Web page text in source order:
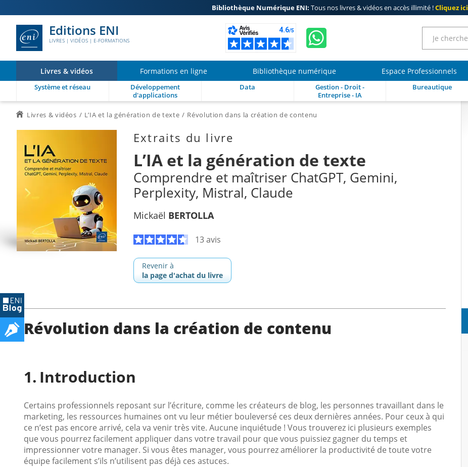
Bibliothèque Numérique ENI: Tous nos livres & vidéos en accès illimité !Cliquez ici
Editions ENI
LIVRES | VIDÉOS | E-FORMATIONS
Livres & vidéos Formations en ligne Bibliothèque numérique Espace Professionnels
Système et réseau
Développement
d'applications
Data
Gestion - Droit -
Entreprise - IA
Bureautique
Livres & vidéos L’IA et la génération de texte Révolution dans la création de contenu
Extraits du livre
L’IA et la génération de texte
Comprendre et maîtriser ChatGPT, Gemini,
Perplexity, Mistral, Claude
Mickaël BERTOLLA
13 avis
Revenir à
la page d'achat du livre
Révolution dans la création de contenu
Introduction
Certains professionnels reposant sur l’écriture, comme les créateurs de blog, les personnes travaillant dans le
marketing, les ressources humaines ont vu leur métier bouleversé ces deux dernières années. Pour ceux à qui
ce n’est pas encore arrivé, cela va venir très vite. Aucune inquiétude ! Vous trouverez ici plusieurs exemples
que vous pourrez facilement appliquer dans votre travail pour que vous puissiez gagner du temps et
impressionner votre manager. Si vous êtes manager, vous pourrez améliorer la productivité de toute votre
équipe facilement s’ils n’utilisent pas déjà ces astuces.